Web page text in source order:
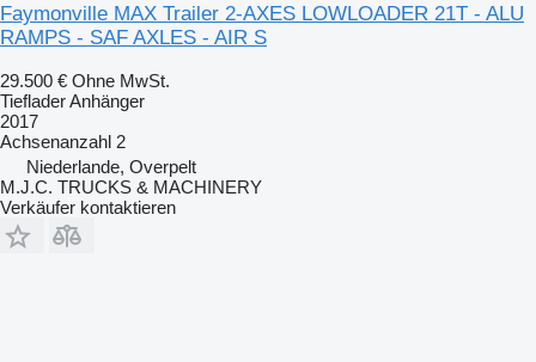
Faymonville MAX Trailer 2-AXES LOWLOADER 21T - ALU
RAMPS - SAF AXLES - AIR S
29.500 € Ohne MwSt.
Tieflader Anhänger
2017
Achsenanzahl 2
Niederlande, Overpelt
M.J.C. TRUCKS & MACHINERY
Verkäufer kontaktieren